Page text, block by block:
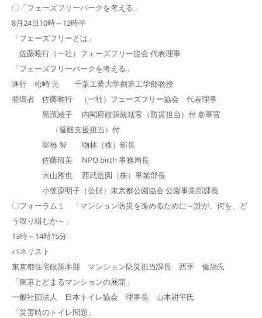
〇「フェーズフリーパークを考える」
8月24日10時～12時半
「フェーズフリーとは」
佐藤唯行（一社）フェーズフリー協会 代表理事
「フェーズフリーパークを考える」
進行 松崎 元 千葉工業大学創造工学部教授
登壇者 佐藤唯行 （一社）フェーズフリー協会 代表理事
黒濱綾子 内閣府政策統括官（防災担当）付 参事官
（避難支援担当）付
室橋 智 物林（株）部長
佐藤留美 NPO birth 事務局長
大山雅也 西武造園（株）事業部長
小笠原明子（公財）東京都公園協会 公園事業部課長
〇フォーラム１ 「マンション防災を進めるために～誰が、何を、ど
う取り組むか～」
13時～14時15分
パネリスト
東京都住宅政策本部 マンション防災担当課長 西平 倫治氏
「東京とどまるマンションの展開」
一般社団法人 日本トイレ協会 理事長 山本耕平氏
「災害時のトイレ問題」